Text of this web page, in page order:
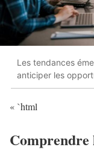
Les tendances
anticiper les
« `html
Comprendre